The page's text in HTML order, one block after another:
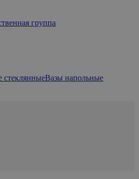
группа
стеклянныеВазы напольные